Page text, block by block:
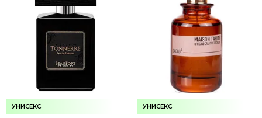
УНИСЕКС УНИСЕКС